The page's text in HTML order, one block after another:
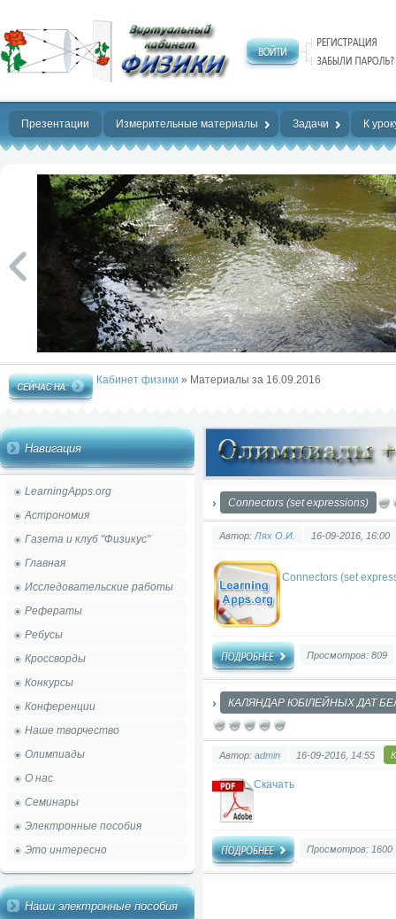
Нет предела
совершенству!
Презентации Измерительные материалы Задачи К
Кабинет физики » Материалы за 16.09.2016
Навигация
LearningApps.org
Астрономия
Газета и клуб "Физикус"
Главная
Исследовательские работы
Рефераты
Ребусы
Кроссворды
Конкурсы
Конференции
Наше творчество
Олимпиады
О нас
Семинары
Электронные пособия
Это интересно
Наши электронные пособия
Connectors (set expressions)
Автор: Лях О.И. 16-09-2016, 16:00
Connectors (set
Просмотров: 809
КАЛЯНДАР ЮБІЛЕЙНЫХ ДАТ
Автор: admin 16-09-2016, 14:55
Скачать
Просмотров: 1600